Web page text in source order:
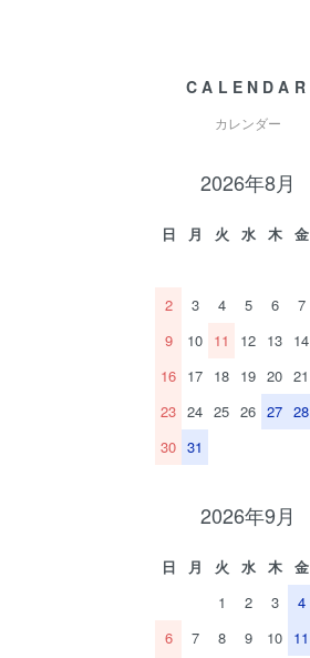
CALENDAR
カレンダー
2026年8月
日 月 火 水 木 金
2
3 4 5 6 7
9
10 11 12 13 14
16 17 18 19 20 21
23 24 25 26 27 28
30 31
2026年9月
日 月 火 水 木 金
1
2 3 4
6
7 8 9 10 11